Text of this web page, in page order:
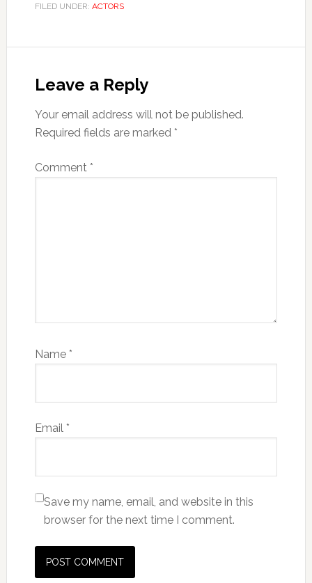
FILED UNDER: ACTORS
Interactions
Leave a Reply
Your email address will not be published.
Required fields are marked *
Comment *
Name *
Email *
Save my name, email, and website in this
browser for the next time I comment.